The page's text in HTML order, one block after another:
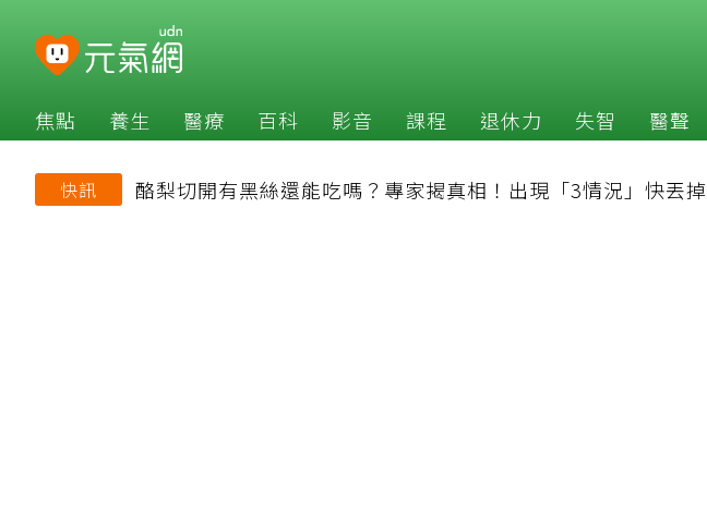
焦點 養生 醫療 百科 影音 課程 退休力 失智 醫聲
快訊 酪梨切開有黑絲還能吃嗎？專家揭真相！出現「3情況」快丟掉